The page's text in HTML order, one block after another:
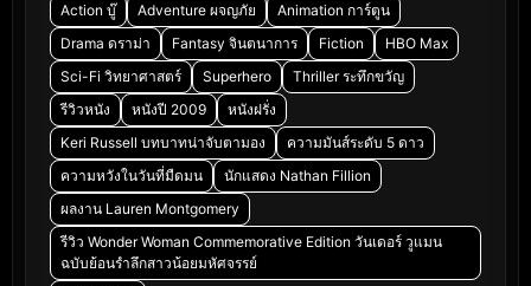
Action บู๊ Adventure ผจญภัย
Animation การ์ตูน
Drama ดราม่า
Fantasy จินตนาการ Fiction
HBO Max
Sci-Fi วิทยาศาสตร์
Superhero
Thriller ระทึกขวัญ
รีวิวหนัง
หนังปี 2009
หนังฝรั่ง
Keri Russell บทบาทน่าจับตามอง
ความมันส์ระดับ 5 ดาว
ความหวังในวันที่มืดมน
นักแสดง Nathan Fillion
ผลงาน Lauren Montgomery
รีวิว Wonder Woman Commemorative Edition วันเดอร์ วูแมน
ฉบับย้อนรำลึกสาวน้อยมหัศจรรย์